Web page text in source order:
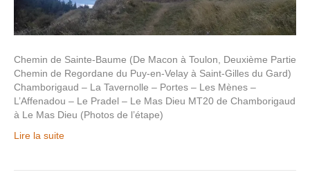
Chemin de Sainte-Baume (De Macon à Toulon, Deuxième Partie
Chemin de Regordane du Puy-en-Velay à Saint-Gilles du Gard)
Chamborigaud – La Tavernolle – Portes – Les Mènes –
L’Affenadou – Le Pradel – Le Mas Dieu MT20 de Chamborigaud
à Le Mas Dieu (Photos de l’étape)
Lire la suite